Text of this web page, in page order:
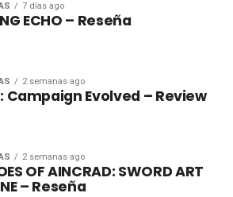
7 días ago
ECHO – Reseña
2 semanas ago
Campaign Evolved – Review
2 semanas ago
OF AINCRAD: SWORD ART
– Reseña